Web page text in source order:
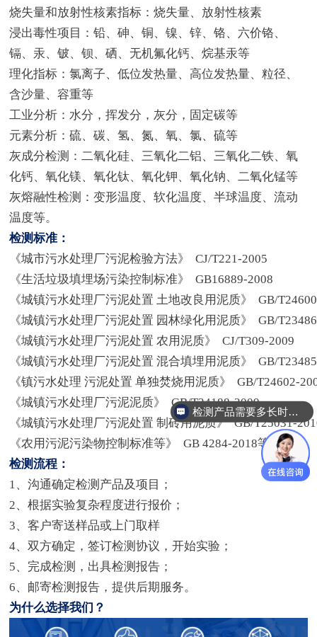
烧失量和放射性核素指标：烧失量、放射性核素
浸出毒性项目：铅、砷、铜、镍、锌、铬、六价铬、
镉、汞、铍、钡、硒、无机氟化钙、烷基汞等
理化指标：氯离子、低位发热量、高位发热量、粒径、
含沙量、容重等
工业分析：水分，挥发分，灰分，固定碳等
元素分析：硫、碳、氢、氮、氧、氯、硫等
灰成分检测：二氧化硅、三氧化二铝、三氧化二铁、氧
化钙、氧化镁、氧化钛、氧化钾、氧化钠、二氧化锰等
灰熔融性检测：变形温度、软化温度、半球温度、流动
温度等。
检测标准：
《城市污水处理厂污泥检验方法》 CJ/T221-2005
《生活垃圾填埋场污染控制标准》 GB16889-2008
《城镇污水处理厂污泥处置 土地改良用泥质》 GB/
《城镇污水处理厂污泥处置 园林绿化用泥质》 GB/
《城镇污水处理厂污泥处置 农用泥质》 CJ/T309-2009
《城镇污水处理厂污泥处置 混合填埋用泥质》 GB/
《镇污水处理 污泥处置 单独焚烧用泥质》 GB/T24602-
《城镇污水处理厂污泥泥质》 GB/T24188-2009
《城镇污水处理厂污泥处置 制砖用泥质》 GB/T25031-
《农用污泥污染物控制标准等》 GB 4284-2018等。
检测流程：
1、沟通确定检测产品及项目；
2、根据实验复杂程度进行报价；
3、客户寄送样品或上门取样
4、双方确定，签订检测协议，开始实验；
5、完成检测，出具检测报告；
6、邮寄检测报告，提供后期服务。
为什么选择我们？
检测产品需要多长时间？